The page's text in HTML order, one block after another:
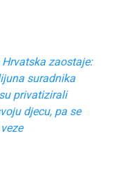
zaostaje:
suradnika
privatizirali
djecu, pa se